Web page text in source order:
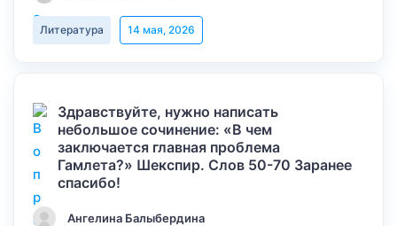
Литература 14 мая, 2026
Здравствуйте, нужно написать
небольшое сочинение: «В чем
заключается главная проблема
Гамлета?» Шекспир. Слов 50-70 Заранее
спасибо!
Ангелина Балыбердина